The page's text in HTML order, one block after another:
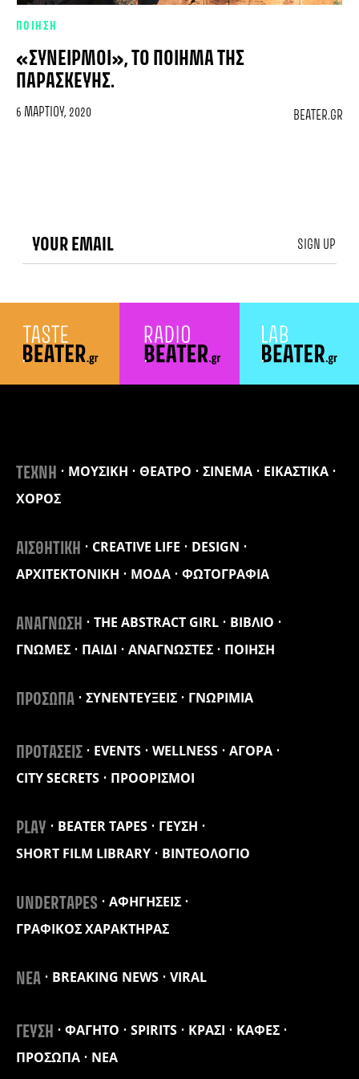
ΠΟΙΗΣΗ
«ΣΥΝΕΙΡΜΟΊ», ΤΟ ΠΟΊΗΜΑ ΤΗΣ
ΠΑΡΑΣΚΕΥΉΣ.
6 ΜΑΡΤΊΟΥ, 2020 BEATER.GR
ΤΕΧΝΗ ΜΟΥΣΙΚΗ ΘΕΑΤΡΟ ΣΙΝΕΜΑ
ΕΙΚΑΣΤΙΚΑ
ΧΟΡΟΣ
ΑΙΣΘΗΤΙΚΗ CREATIVE LIFE
DESIGN
ΑΡΧΙΤΕΚΤΟΝΙΚΗ
ΜΟΔΑ ΦΩΤΟΓΡΑΦΙΑ
ΑΝΑΓΝΩΣΗ THE ABSTRACT GIRL
ΒΙΒΛΙΟ
ΓΝΩΜΕΣ
ΠΑΙΔΙ ΑΝΑΓΝΩΣΤΕΣ ΠΟΙΗΣΗ
ΠΡΟΣΩΠΑ ΣΥΝΕΝΤΕΥΞΕΙΣ ΓΝΩΡΙΜΙΑ
ΠΡΟΤΑΣΕΙΣ EVENTS WELLNESS
ΑΓΟΡΑ
CITY SECRETS
ΠΡΟΟΡΙΣΜΟΙ
PLAY BEATER TAPES
ΓΕΥΣΗ
SHORT FILM LIBRARY
ΒΙΝΤΕΟΛΟΓΙΟ
UNDERTAPES
ΑΦΗΓΗΣΕΙΣ
ΓΡΑΦΙΚΟΣ ΧΑΡΑΚΤΗΡΑΣ
ΝΕΑ BREAKING NEWS VIRAL
ΓΕΥΣΗ ΦΑΓΗΤΟ SPIRITS ΚΡΑΣΙ
ΚΑΦΕΣ
ΠΡΟΣΩΠΑ
ΝΕΑ
SIGN UP